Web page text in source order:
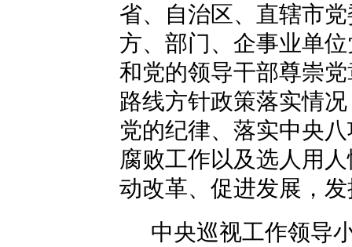
省、自治区、直辖市
方、部门、企事业单
和党的领导干部尊崇
路线方针政策落实情
党的纪律、落实中央
腐败工作以及选人用
动改革、促进发展，
中央巡视工作领导